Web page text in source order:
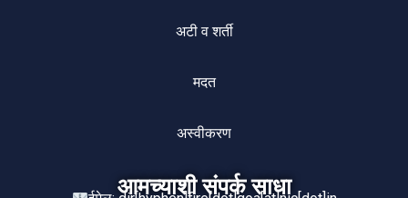
अटी व शर्ती
मदत
अस्वीकरण
आमच्याशी संपर्क साधा